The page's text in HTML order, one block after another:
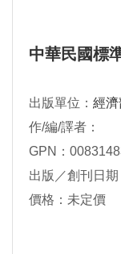
中華民國標
出版單位： 經濟
作/編/譯者：
GPN：
出版／創刊日
價格：未定價